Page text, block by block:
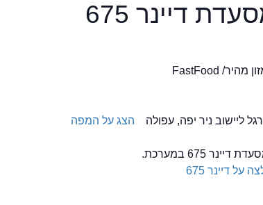
דיינר 675
ליישוב ניר יפה, עפולה
הצג על המפה
675 במערכת.
על דיינר 675